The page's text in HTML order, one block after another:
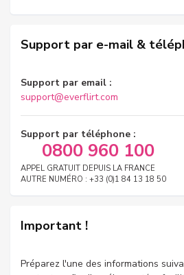
Support par e-mail &
Support par email :
support@everflirt.com
Support par téléphone :
0800 960 100
APPEL GRATUIT DEPUIS LA FRANCE
AUTRE NUMÉRO : +33 (0)1 84 13 18 50
Important !
Préparez l'une des informations